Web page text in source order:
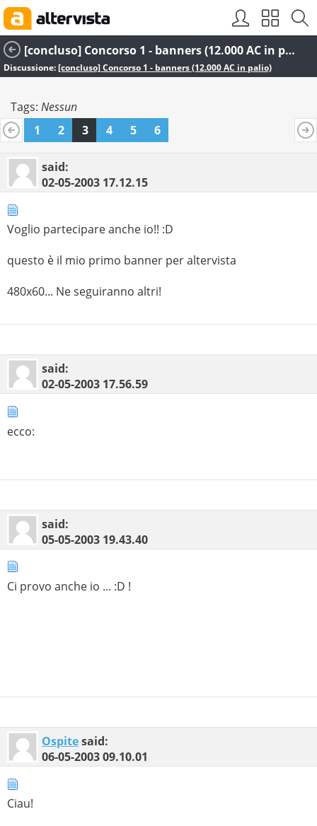
[concluso] Concorso 1 - banners (12.000 AC in palio)
Discussione:[concluso] Concorso 1 - banners (12.000 AC in palio)
Tags: Nessun
1
2 3 4 5 6
said:
02-05-2003 17.12.15
Voglio partecipare anche io!! :D
questo è il mio primo banner per altervista
480x60... Ne seguiranno altri!
said:
02-05-2003 17.56.59
ecco:
said:
05-05-2003 19.43.40
Ci provo anche io ... :D !
Ospitesaid:
06-05-200309.10.01
Ciau!